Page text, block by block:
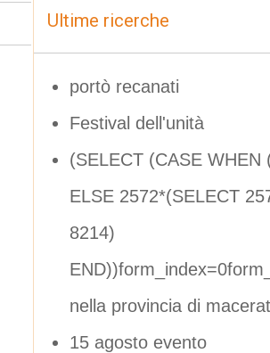
Ultime ricerche
portò recanati
Festival dell'unità
(SELECT (CASE
ELSE 2572*(SELECT
8214)
nella provincia di
15 agosto evento